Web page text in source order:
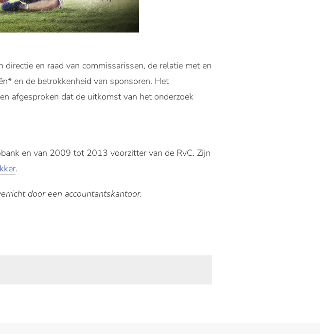
en raad van commissarissen, de relatie met en
en de betrokkenheid van sponsoren. Het
afgesproken dat de uitkomst van het onderzoek
en van 2009 tot 2013 voorzitter van de RvC. Zijn
.
door een accountantskantoor.